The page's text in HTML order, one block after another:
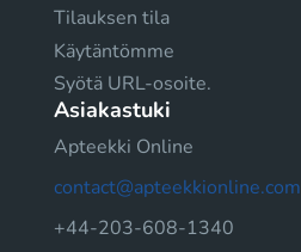
Tilauksen tila
Käytäntömme
Syötä URL-osoite.
Asiakastuki
Apteekki Online
contact@apteekkionline.com
+44-203-608-1340